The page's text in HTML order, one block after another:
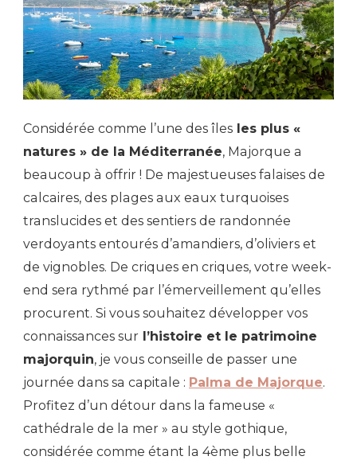
Considérée comme l’une des îles les plus «
natures » de la Méditerranée, Majorque a
beaucoup à offrir ! De majestueuses falaises de
calcaires, des plages aux eaux turquoises
translucides et des sentiers de randonnée
verdoyants entourés d’amandiers, d’oliviers et
de vignobles. De criques en criques, votre week-
end sera rythmé par l’émerveillement qu’elles
procurent. Si vous souhaitez développer vos
connaissances sur l’histoire et le patrimoine
majorquin, je vous conseille de passer une
journée dans sa capitale : Palma de Majorque.
Profitez d’un détour dans la fameuse «
cathédrale de la mer » au style gothique,
considérée comme étant la 4ème plus belle